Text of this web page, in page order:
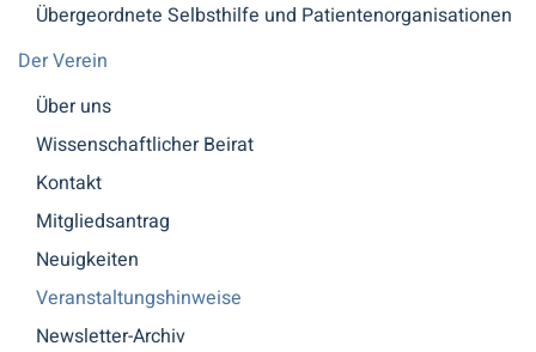
Übergeordnete Selbsthilfe und Patientenorganisationen
Der Verein
Über uns
Wissenschaftlicher Beirat
Kontakt
Mitgliedsantrag
Neuigkeiten
Veranstaltungshinweise
Newsletter-Archiv